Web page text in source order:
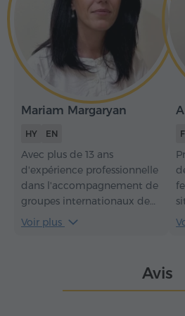
Mariam Margaryan
HY EN
Avec plus de 13 ans
d'expérience professionnelle
dans l'accompagnement de
groupes internationaux de
tous horizons, je ne me
contente pas de faire
circuits allient patrimoine
Voir plus
Avis